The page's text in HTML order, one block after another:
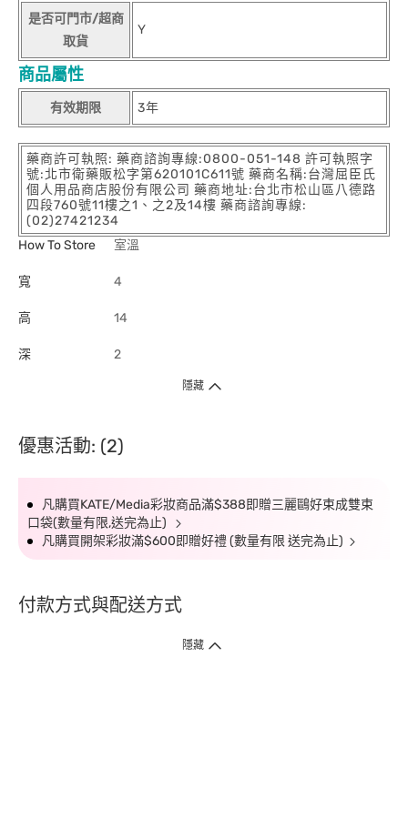
是否可門市/超商
取貨
Y
商品屬性
有效期限 3年
藥商許可執照: 藥商諮詢專線:0800-051-148 許可執照字
號:北市衛藥販松字第620101C611號 藥商名稱:台灣屈臣氏
個人用品商店股份有限公司 藥商地址:台北市松山區八德路
四段760號11樓之1、之2及14樓 藥商諮詢專線:
(02)27421234
How To Store
室溫
寬 4
高 14
深 2
隱藏
優惠活動: (2)
凡購買KATE/Media彩妝商品滿$388即贈三麗鷗好束成雙束
口袋(數量有限,送完為止)
凡購買開架彩妝滿$600即贈好禮 (數量有限 送完為止)
付款方式與配送方式
隱藏